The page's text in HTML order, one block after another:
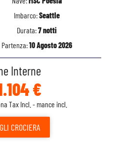
Imbarco:Seattle
Durata:7 notti
Partenza:10 Agosto 2026
Interne
€
Tax Incl. - mance incl.
CROCIERA